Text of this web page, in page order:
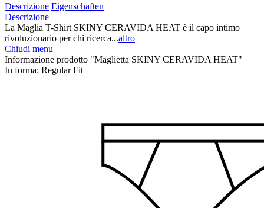
Descrizione Eigenschaften
Descrizione
La Maglia T-Shirt SKINY CERAVIDA HEAT è il capo intimo
rivoluzionario per chi ricerca...altro
Chiudi menu
Informazione prodotto "Maglietta SKINY CERAVIDA HEAT"
In forma: Regular Fit